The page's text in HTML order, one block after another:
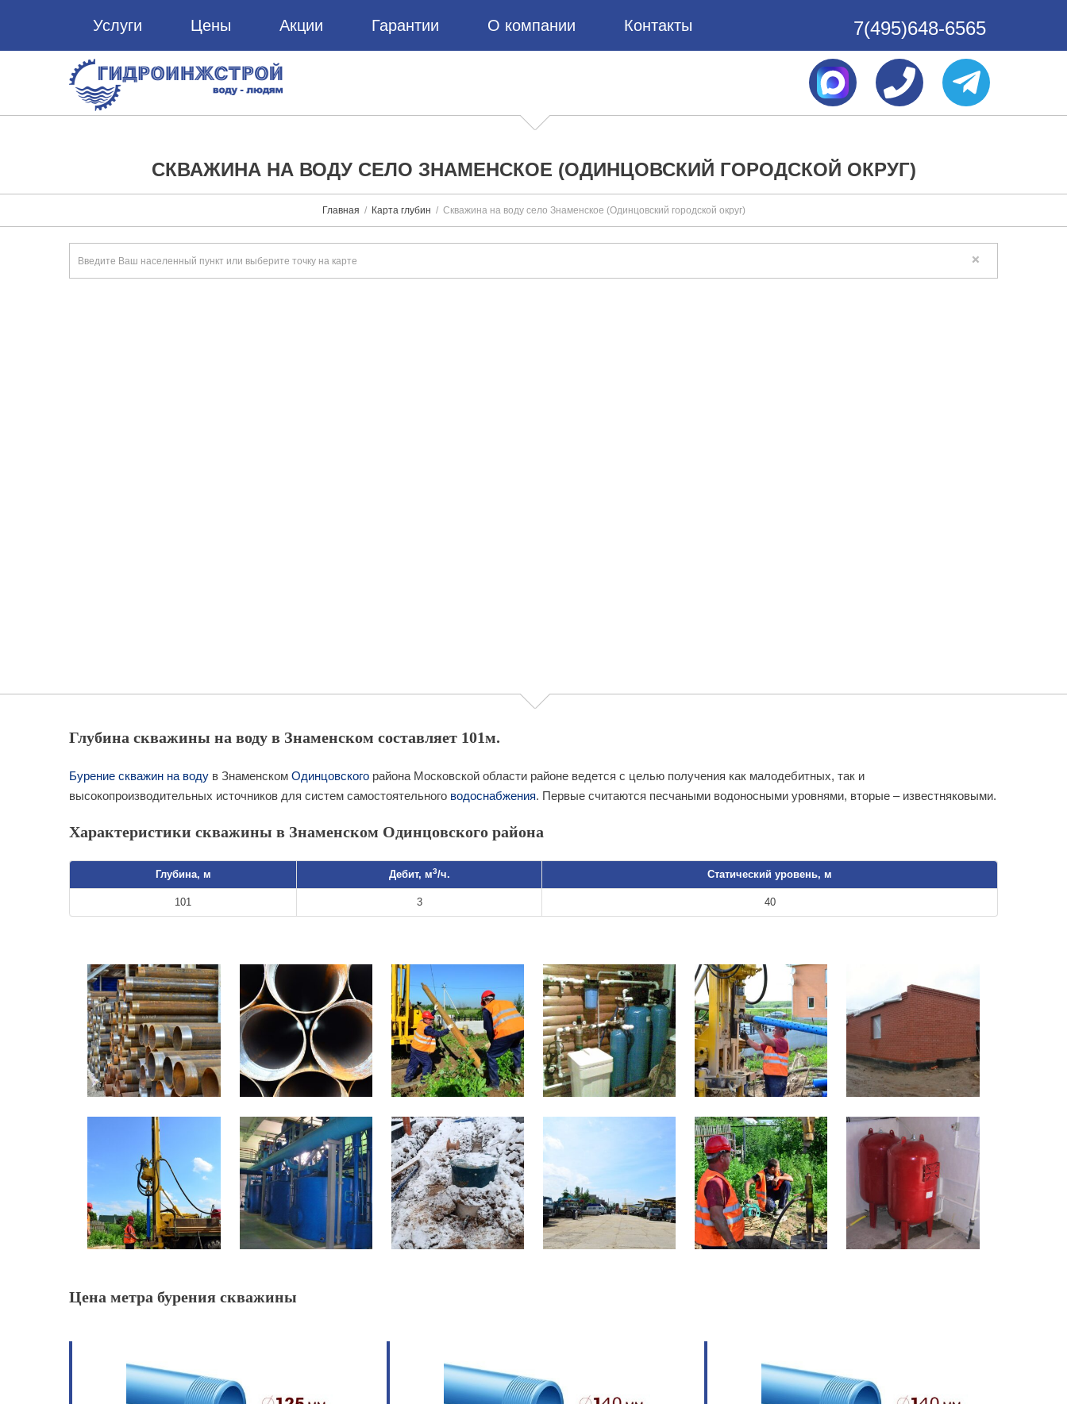
Услуги Цены Акции Гарантии О компании Контакты 7(495)648-6565
СКВАЖИНА НА ВОДУ СЕЛО ЗНАМЕНСКОЕ (ОДИНЦОВСКИЙ ГОРОДСКОЙ ОКРУГ)
Главная Карта глубин Скважина на воду село Знаменское (Одинцовский городской округ)
Глубина скважины на воду в Знаменском составляет 101м.
Бурение скважин на воду в Знаменском Одинцовского района Московской области районе ведется с целью получения как малодебитных, так и
высокопроизводительных источников для систем самостоятельного водоснабжения. Первые считаются песчаными водоносными уровнями, вторые – известняковыми.
Характеристики скважины в Знаменском Одинцовского района
Глубина, м Дебит, м3/ч. Статический уровень, м
101 3 40
Цена метра бурения скважины